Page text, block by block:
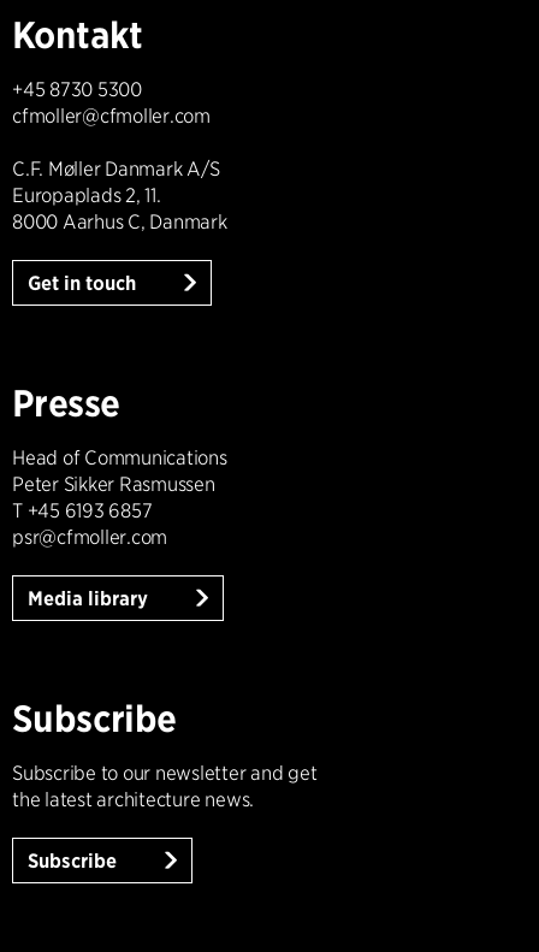
Kontakt
+45 8730 5300
cfmoller@cfmoller.com
C.F. Møller Danmark A/S
Europaplads 2, 11.
8000 Aarhus C, Danmark
Get in touch
Presse
Head of Communications
Peter Sikker Rasmussen
T +45 6193 6857
psr@cfmoller.com
Media library
Subscribe
Subscribe to our newsletter and get
the latest architecture news.
Subscribe